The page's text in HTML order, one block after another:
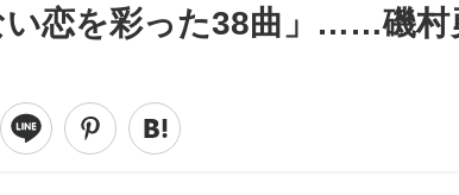
い恋を彩った38曲」……磯村